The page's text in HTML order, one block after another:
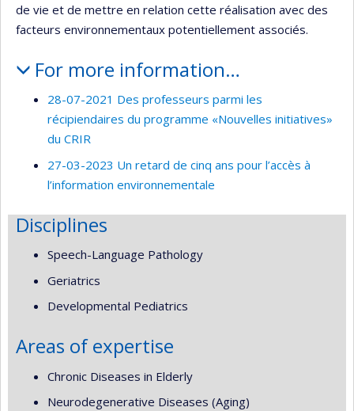
de vie et de mettre en relation cette réalisation avec des
facteurs environnementaux potentiellement associés.
For more information…
28-07-2021 Des professeurs parmi les
récipiendaires du programme «Nouvelles initiatives»
du CRIR
27-03-2023 Un retard de cinq ans pour l’accès à
l’information environnementale
Disciplines
Speech-Language Pathology
Geriatrics
Developmental Pediatrics
Areas of expertise
Chronic Diseases in Elderly
Neurodegenerative Diseases (Aging)